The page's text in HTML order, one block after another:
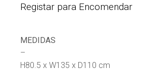
Registar para Encomendar
MEDIDAS
–
H80.5 x W135 x D110 cm